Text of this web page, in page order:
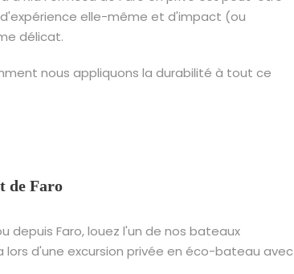
elle-même et d'impact (ou
délicat.
nous appliquons la durabilité à tout ce
de Faro
depuis Faro, louez l'un de nos bateaux
d'une excursion privée en éco-bateau avec